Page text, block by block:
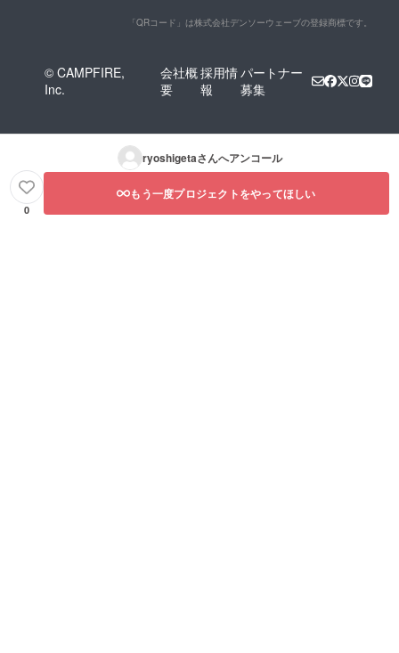
「QRコード」は株式会社デンソーウェーブの登録商標です。
© CAMPFIRE,
Inc.
会社概
要
採用情
報
パートナー
募集
ryoshigetaさんへアンコール
0
もう一度プロジェクトをやってほしい